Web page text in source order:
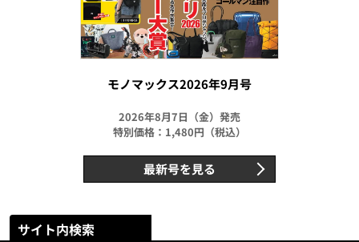
モノマックス2026年9月号
2026年8月7日（金）発売
特別価格：1,480円（税込）
最新号を見る
サイト内検索